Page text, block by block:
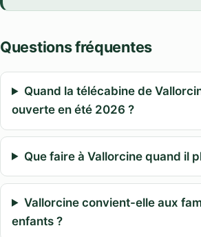
Questions fréquentes
Quand la télécabine de
ouverte en été 2026 ?
Que faire à Vallorcine quand il
Vallorcine convient-elle aux
enfants ?